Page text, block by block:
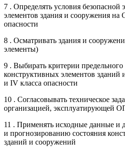
7 . Определять условия безопасной
элементов здания и сооружения
опасности
8 . Осматривать здания и
элементы)
9 . Выбирать критерии предельного
конструктивных элементов
и IV класса опасности
10 . Согласовывать техническое
организацией, эксплуатирующей
11 . Применять исходные данные и
и прогнозированию состояния
зданий и сооружений